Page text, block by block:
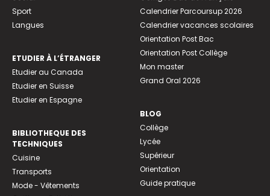
Sport
Langues
ETUDIER À L’ÉTRANGER
Etudier au Canada
Etudier en Suisse
Etudier en Espagne
BIBLIOTHEQUE DES
TECHNIQUES
Cuisine
Transports
Mode - Vêtements
Calendrier Parcoursup 2026
Calendrier vacances scolaires
Orientation Post Bac
Orientation Post Collège
Mon master
Grand Oral 2026
BLOG
Collège
Lycée
Supérieur
Orientation
Guide pratique